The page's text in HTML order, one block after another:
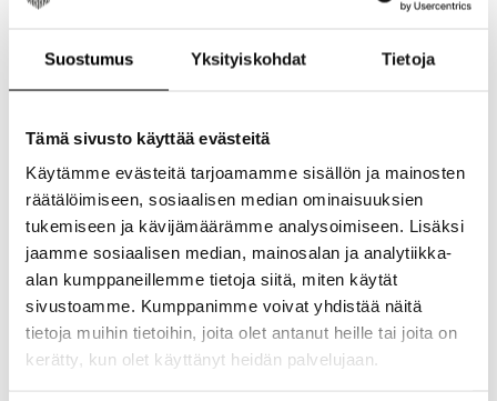
Suostumus Yksityiskohdat Tietoja
Tämä sivusto käyttää evästeitä
Käytämme evästeitä tarjoamamme sisällön ja mainosten
räätälöimiseen, sosiaalisen median ominaisuuksien
tukemiseen ja kävijämäärämme analysoimiseen. Lisäksi
jaamme sosiaalisen median, mainosalan ja analytiikka-
alan kumppaneillemme tietoja siitä, miten käytät
sivustoamme. Kumppanimme voivat yhdistää näitä
tietoja muihin tietoihin, joita olet antanut heille tai joita on
kerätty, kun olet käyttänyt heidän palvelujaan.
kestävyyden parantamiseksi.
Käyttötarkoitus: Enduro, All Mountain,
Linkkien määrä: 126
Lukitustyyppi: Master link (PowerLock™)
Tappityyppi
: Kromipinnoitetut, ontot (Hollow
Pins)
Suunnattu
: Ei (ketju), Kyllä (master link)
Suositeltu Ryhmä: XX Eagle Transmission
Materiaali: Teräs
Yhteensopivuus: